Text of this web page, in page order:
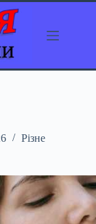
Різне